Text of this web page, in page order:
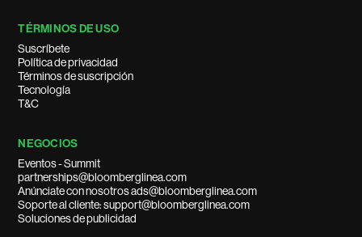
TÉRMINOS DE USO
Suscríbete
Política de privacidad
Términos de suscripción
Tecnología
T&C
NEGOCIOS
Eventos - Summit
partnerships@bloomberglinea.com
Anúnciate con nosotros ads@bloomberglinea.com
Soporte al cliente: support@bloomberglinea.com
Soluciones de publicidad